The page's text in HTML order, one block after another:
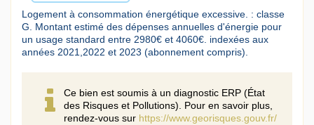
Logement à consommation énergétique excessive. : classe
G. Montant estimé des dépenses annuelles d'énergie pour
un usage standard entre 2980€ et 4060€. indexées aux
années 2021,2022 et 2023 (abonnement compris).
Ce bien est soumis à un diagnostic ERP (État
des Risques et Pollutions). Pour en savoir plus,
rendez-vous sur https://www.georisques.gouv.fr/